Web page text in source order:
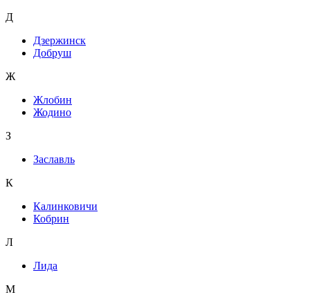
Д
Дзержинск
Добруш
Ж
Жлобин
Жодино
З
Заславль
К
Калинковичи
Кобрин
Л
Лида
М